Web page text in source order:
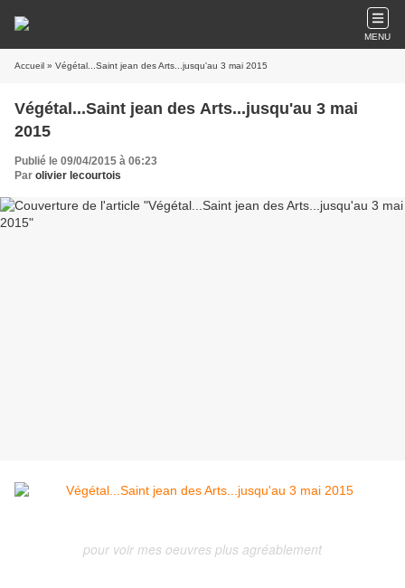
MENU
Accueil » Végétal...Saint jean des Arts...jusqu'au 3 mai 2015
Végétal...Saint jean des Arts...jusqu'au 3 mai
2015
Publié le 09/04/2015 à 06:23
Par olivier lecourtois
pour voir mes oeuvres plus agréablement